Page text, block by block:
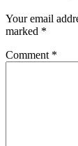
Your email
marked *
Comment *